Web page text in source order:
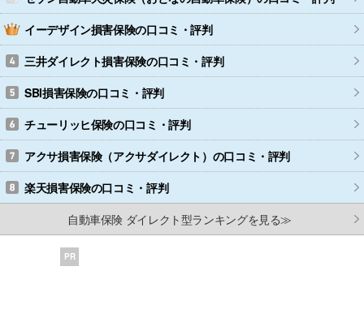
イーデザイン損害保険の口コミ・評判
三井ダイレクト損害保険の口コミ・評判
SBI損害保険の口コミ・評判
チューリッヒ保険の口コミ・評判
アクサ損害保険（アクサダイレクト） の口コミ・評判
楽天損害保険の口コミ・評判
自動車保険 ダイレクト型ランキングを見る≫
PR